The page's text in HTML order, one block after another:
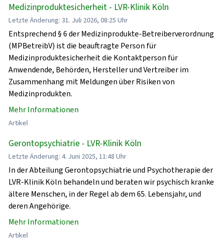
Medizinproduktesicherheit - LVR-Klinik Köln
Letzte Änderung: 31. Juli 2026, 08:25 Uhr
Entsprechend § 6 der Medizinprodukte-Betreiberverordnung
(MPBetreibV) ist die beauftragte Person für
Medizinproduktesicherheit die Kontaktperson für
Anwendende, Behörden, Hersteller und Vertreiber im
Zusammenhang mit Meldungen über Risiken von
Medizinprodukten.
Mehr Informationen
Artikel
Gerontopsychiatrie - LVR-Klinik Köln
Letzte Änderung: 4. Juni 2025, 11:48 Uhr
In der Abteilung Gerontopsychiatrie und Psychotherapie der
LVR-Klinik Köln behandeln und beraten wir psychisch kranke
ältere Menschen, in der Regel ab dem 65. Lebensjahr, und
deren Angehörige.
Mehr Informationen
Artikel